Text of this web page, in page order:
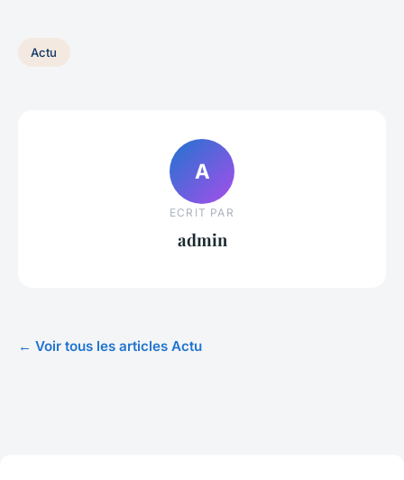
Actu
A
ECRIT PAR
admin
← Voir tous les articles Actu